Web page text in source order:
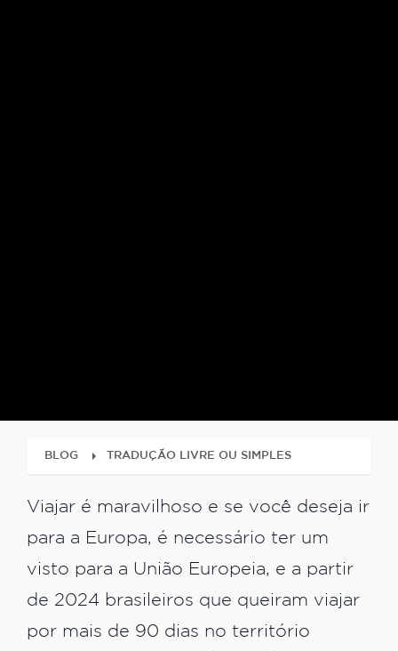
BLOG TRADUÇÃO LIVRE OU SIMPLES
Viajar é maravilhoso e se você deseja ir
para a Europa, é necessário ter um
visto para a União Europeia, e a partir
de 2024 brasileiros que queiram viajar
por mais de 90 dias no território